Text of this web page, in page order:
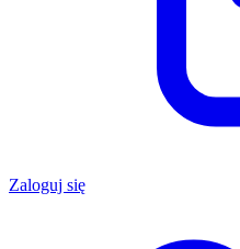
Zaloguj się